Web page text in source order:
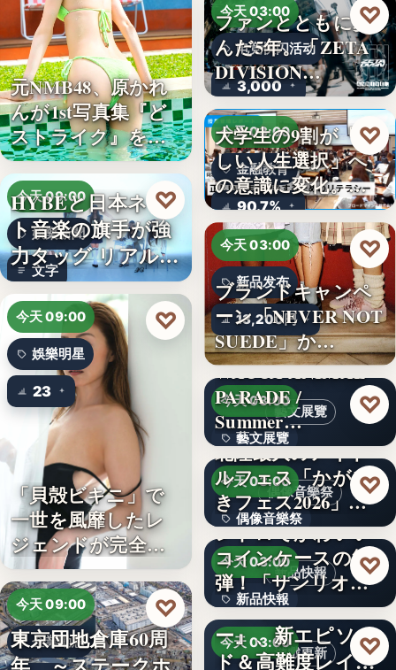
元NMB48、原かれ
んが1st写真集『ど
ストライク』を…
今天 09:00
娛樂新聞
文字
HYBEと日本ネッ
ト音楽の旗手が強
力タッグ リアル×
バー…
♡
今天 09:00
娛樂明星
23
「貝殻ビキニ」で
一世を風靡したレ
ジェンドが完全復
活武田久…
♡
今天 09:00
企業動態
東京団地倉庫60周
♡
今天 03:00
电竞快闪活动
3,000
ファンとともに歩
んだ5年。「ZETA
DIVISION…
♡
今天 03:00
金融教育
90.7%
大学生の9割が「正
しい人生選択」へ
の意識に変化。ブ
ロード…
♡
今天 03:00
新品发布
13,200円
ブランドキャンペ
ーン「NEVER NOT
SUEDE」か…
♡
藝文展覽
今天 03:00
藝文展覽
3名
WACCA ANIMAL
PARADE /
Summer…
♡
偶像音樂祭
今天 03:00
偶像音樂祭
47
北陸最大のアイド
ルフェス「かがや
きフェス2026」第5
弾…
♡
新品快報
今天 03:00
新品快報
400
レトロでかわいい
コインケースの第2
弾！「サンリオキ
ャラク…
♡
遊戲更新
今天 03:00
『ソウルワーカ
ー』、新エピソー
ド＆高難度レイド
♡